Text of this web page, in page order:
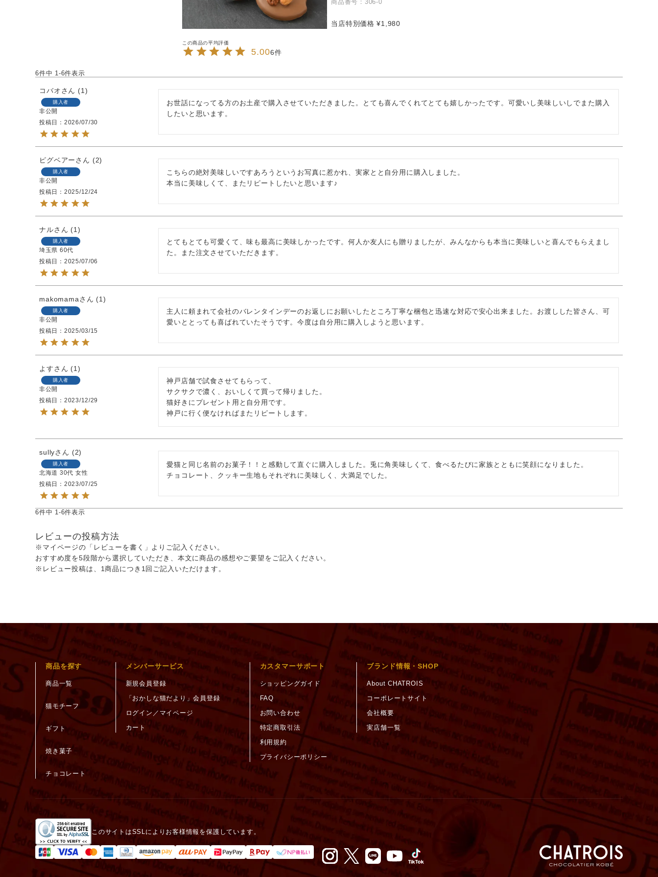
商品番号 306-0
当店特別価格 ¥1,980
5.006
6件中 1-6件表示
コバオ 1
購入者
非公開
投稿日
2026/07/30
お世話になってる方のお土産で購入させていただきました。とても喜んでくれてとても嬉しかったです。可愛いし美味しいしでまた購入
したいと思います。
ピグベアー 2
購入者
非公開
投稿日
2025/12/24
こちらの絶対美味しいですあろうというお写真に惹かれ、実家とと自分用に購入しました。
本当に美味しくて、またリピートしたいと思います♪
ナル 1
購入者
埼玉県 60代
投稿日
2025/07/06
とてもとても可愛くて、味も最高に美味しかったです。何人か友人にも贈りましたが、みんなからも本当に美味しいと喜んでもらえまし
た。また注文させていただきます。
makomama 1
購入者
非公開
投稿日
2025/03/15
主人に頼まれて会社のバレンタインデーのお返しにお願いしたところ丁寧な梱包と迅速な対応で安心出来ました。お渡しした皆さん、可
よす 1
購入者
非公開
投稿日
2023/12/29
神戸店舗で試食させてもらって、
サクサクで濃く、おいしくて買って帰りました。
猫好きにプレゼント用と自分用です。
神戸に行く便なければまたリピートします。
sully 2
購入者
北海道 30代 女性
投稿日
2023/07/25
愛猫と同じ名前のお菓子！！と感動して直ぐに購入しました。兎に角美味しくて、食べるたびに家族とともに笑顔になりました。
チョコレート、クッキー生地もそれぞれに美味しく、大満足でした。
6件中 1-6件表示
レビューの投稿方法
※マイページの「レビューを書く」よりご記入ください。
おすすめ度を5段階から選択していただき、本文に商品の感想やご要望をご記入ください。
※レビュー投稿は、1商品につき1回ご記入いただけます。
商品を探す
商品一覧
猫モチーフ
ギフト
焼き菓子
チョコレート
メンバーサービス
新規会員登録
「おかしな猫だより」会員登録
ログイン／マイページ
カート
カスタマーサポート
ショッピングガイド
FAQ
お問い合わせ
特定商取引法
利用規約
プライバシーポリシー
ブランド情報・SHOP
About CHATROIS
コーポレートサイト
会社概要
実店舗一覧
このサイトはSSLによりお客様情報を保護しています。